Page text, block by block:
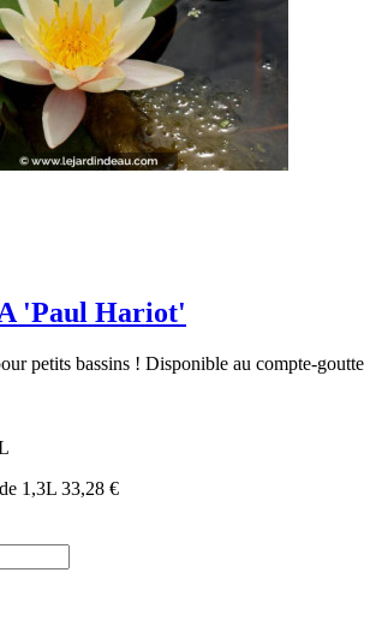
'Paul Hariot'
petits bassins ! Disponible au compte-goutte
1,3L 33,28 €